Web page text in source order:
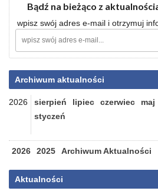
Bądź na bieżąco z
wpisz swój adres e-mail i otrzymuj
Archiwum aktualności
2026 sierpień lipiec czerwiec maj
styczeń
2026 2025 Archiwum Aktualności
Aktualności